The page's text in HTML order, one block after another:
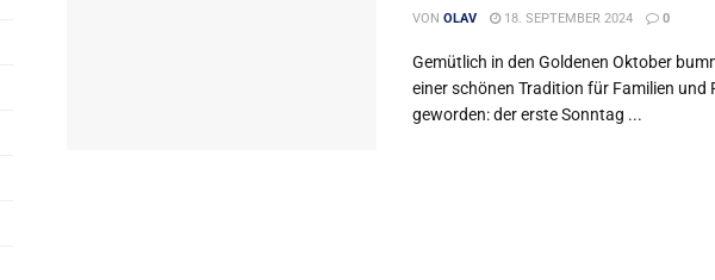
VON OLAV 18. SEPTEMBER 2024 0
Gemütlich in den Goldenen Oktober
einer schönen Tradition für Familien und
geworden: der erste Sonntag ...